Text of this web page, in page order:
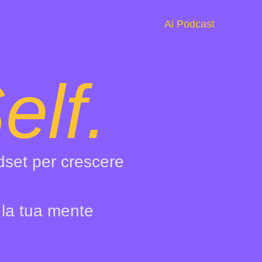
Ai Podcast
per crescere
tua mente